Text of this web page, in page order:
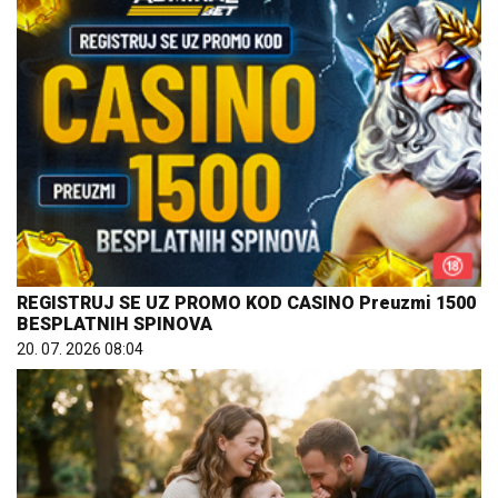
REGISTRUJ SE UZ PROMO KOD CASINO Preuzmi 1500
BESPLATNIH SPINOVA
20. 07. 2026 08:04